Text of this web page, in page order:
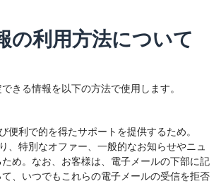
の利用方法について
きる情報を以下の方法で使用します。
便利で的を得たサポートを提供するため。
、特別なオファー、一般的なお知らせやニュ
め。なお、お客様は、電子メールの下部に記
、いつでもこれらの電子メールの受信を拒否